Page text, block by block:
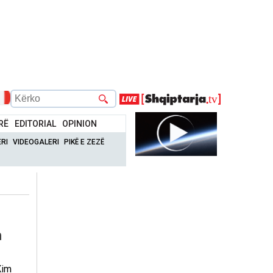
EDITORIAL OPINION
VIDEOGALERI PIKË E ZEZË